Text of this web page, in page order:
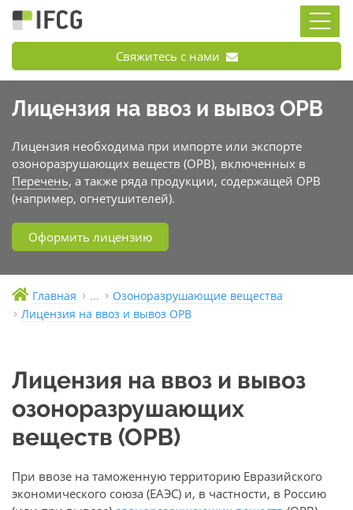
Свяжитесь с нами
Лицензия на ввоз и вывоз ОРВ
Лицензия необходима при импорте или экспорте
озоноразрушающих веществ (ОРВ), включенных в
Перечень, а также ряда продукции, содержащей ОРВ
(например, огнетушителей).
Оформить лицензию
Главная ...
Озоноразрушающие вещества
Лицензия на ввоз и вывоз ОРВ
Лицензия на ввоз и вывоз
озоноразрушающих
веществ (ОРВ)
При ввозе на таможенную территорию Евразийского
экономического союза (ЕАЭС) и, в частности, в Россию